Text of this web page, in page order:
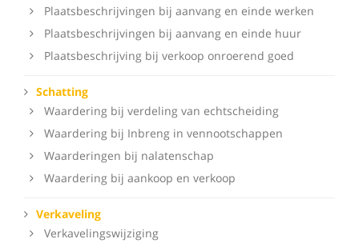
Plaatsbeschrijvingen bij aanvang en einde werken
Plaatsbeschrijvingen bij aanvang en einde huur
Plaatsbeschrijving bij verkoop onroerend goed
Schatting
Waardering bij verdeling van echtscheiding
Waardering bij Inbreng in vennootschappen
Waarderingen bij nalatenschap
Waardering bij aankoop en verkoop
Verkaveling
Verkavelingswijziging